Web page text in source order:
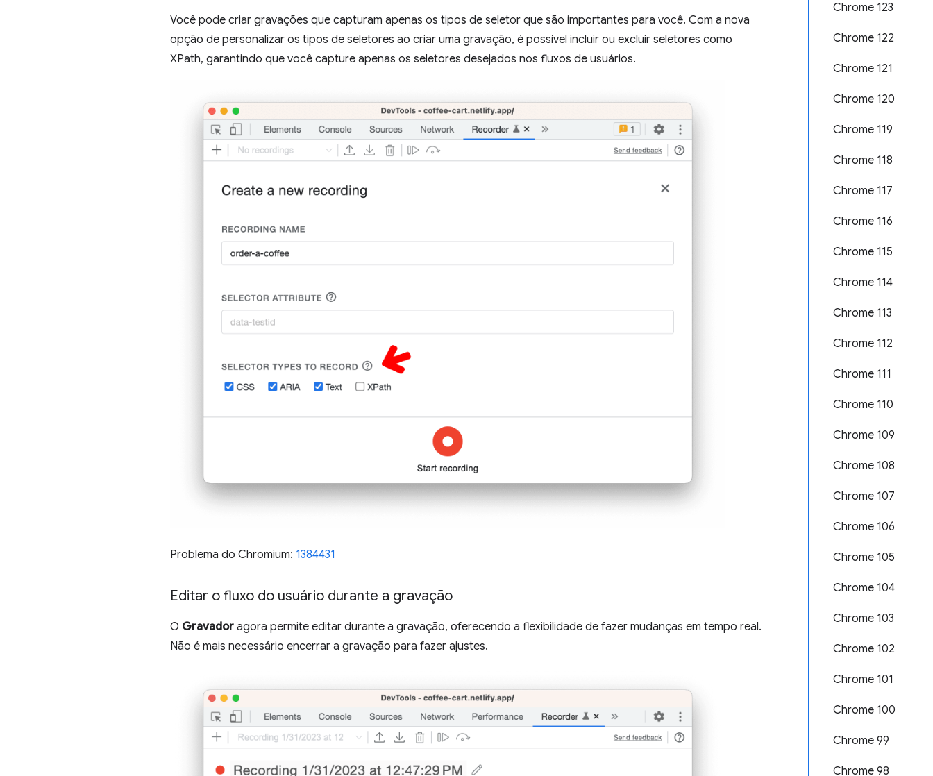
Chrome 123
Chrome 122
Chrome 121
Chrome 120
Chrome 119
Chrome 118
Chrome 117
Chrome 116
Chrome 115
Chrome 114
Chrome 113
Chrome 112
Chrome 111
Chrome 110
Chrome 109
Chrome 108
Chrome 107
Chrome 106
Chrome 105
Chrome 104
Chrome 103
Chrome 102
Chrome 101
Chrome 100
Chrome 99
Chrome 98
Você pode criar gravações que capturam apenas os tipos de seletor que são importantes para você. Com a nova
opção de personalizar os tipos de seletores ao criar uma gravação, é possível incluir ou excluir seletores como
XPath, garantindo que você capture apenas os seletores desejados nos fluxos de usuários.
Problema do Chromium: 1384431
Editar o fluxo do usuário durante a gravação
O Gravador agora permite editar durante a gravação, oferecendo a flexibilidade de fazer mudanças em tempo real.
Não é mais necessário encerrar a gravação para fazer ajustes.